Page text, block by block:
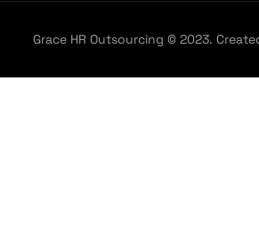
Grace HR Outsourcing © 2023.